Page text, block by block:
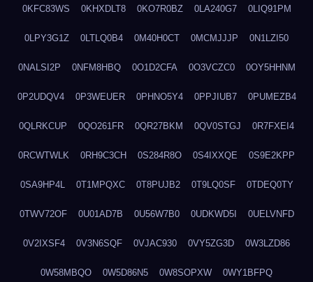
0KFC83WS 0KHXDLT8 0KO7R0BZ 0LA240G7 0LIQ91PM
0LPY3G1Z 0LTLQ0B4 0M40H0CT 0MCMJJJP 0N1LZI50
0NALSI2P 0NFM8HBQ 0O1D2CFA 0O3VCZC0 0OY5HHNM
0P2UDQV4 0P3WEUER 0PHNO5Y4 0PPJIUB7 0PUMEZB4
0QLRKCUP 0QO261FR 0QR27BKM 0QV0STGJ 0R7FXEI4
0RCWTWLK 0RH9C3CH 0S284R8O 0S4IXXQE 0S9E2KPP
0SA9HP4L 0T1MPQXC 0T8PUJB2 0T9LQ0SF 0TDEQ0TY
0TWV72OF 0U01AD7B 0U56W7B0 0UDKWD5I 0UELVNFD
0V2IXSF4 0V3N6SQF 0VJAC930 0VY5ZG3D 0W3LZD86
0W58MBQO 0W5D86N5 0W8SOPXW 0WY1BFPQ